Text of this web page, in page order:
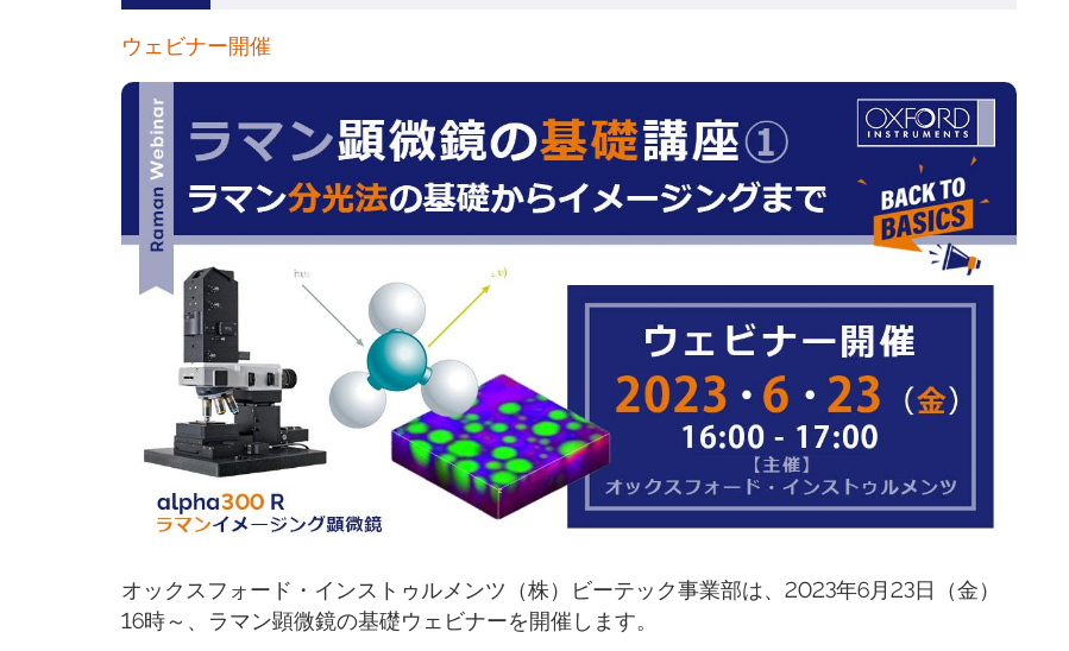
ウェビナー開催
オックスフォード・インストゥルメンツ（株）ビーテック事業部は、2023年6月23日（金）
16時～、ラマン顕微鏡の基礎ウェビナーを開催します。